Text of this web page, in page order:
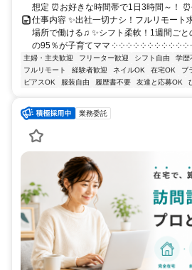
想定 ⏰お好きな時間帯で1日3時間～！
仕事内容 ✨出社一切ナシ！フルリモート
場所で働ける♫ ✨シフト柔軟！1週間ごと
の95％が子育てママ ༶ ༶ ༶ ༶ ༶ ༶ ༶ ༶ ༶ ༶ ༶
主婦・主夫歓迎 フリーター歓迎 シフト自由 学歴
フルリモート
経験者歓迎 ネイルOK 在宅OK ブ
ピアスOK
服装自由 履歴書不要 友達と応募OK
業務委託